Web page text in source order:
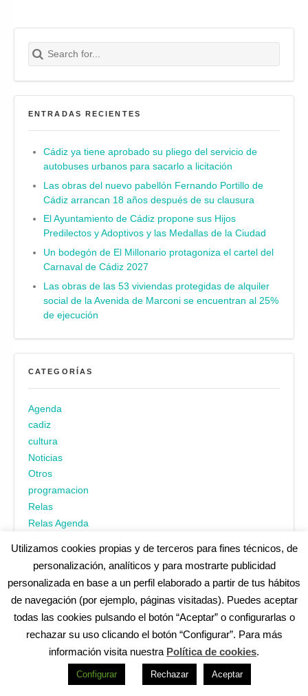
Search for:
Buscar
ENTRADAS RECIENTES
Cádiz ya tiene aprobado su pliego del servicio de
autobuses urbanos para sacarlo a licitación
Las obras del nuevo pabellón Fernando Portillo de
Cádiz arrancan 18 años después de su clausura
El Ayuntamiento de Cádiz propone sus Hijos
Predilectos y Adoptivos y las Medallas de la Ciudad
Un bodegón de El Millonario protagoniza el cartel del
Carnaval de Cádiz 2027
Las obras de las 53 viviendas protegidas de alquiler
social de la Avenida de Marconi se encuentran al 25%
de ejecución
CATEGORÍAS
Agenda
cadiz
cultura
Noticias
Otros
programacion
Relas
Relas Agenda
¿No encuentras alguna cosa? Echa un vistazo encadiz.es|
Aviso legal| Política de privacidad|Accesibilidad| Política de
Redes Sociales (Listado completo):
Utilizamos cookies propias y de terceros para fines técnicos, de
personalización, analíticos y para mostrarte publicidad
personalizada en base a un perfil elaborado a partir de tus hábitos
de navegación (por ejemplo, páginas visitadas). Puedes aceptar
todas las cookies pulsando el botón “Aceptar” o configurarlas o
rechazar su uso clicando el botón “Configurar”. Para más
información visita nuestra Política de cookies.
Configurar Rechazar Aceptar